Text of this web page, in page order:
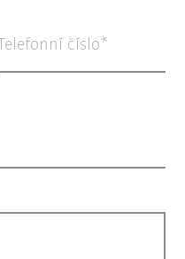
Telefonní číslo